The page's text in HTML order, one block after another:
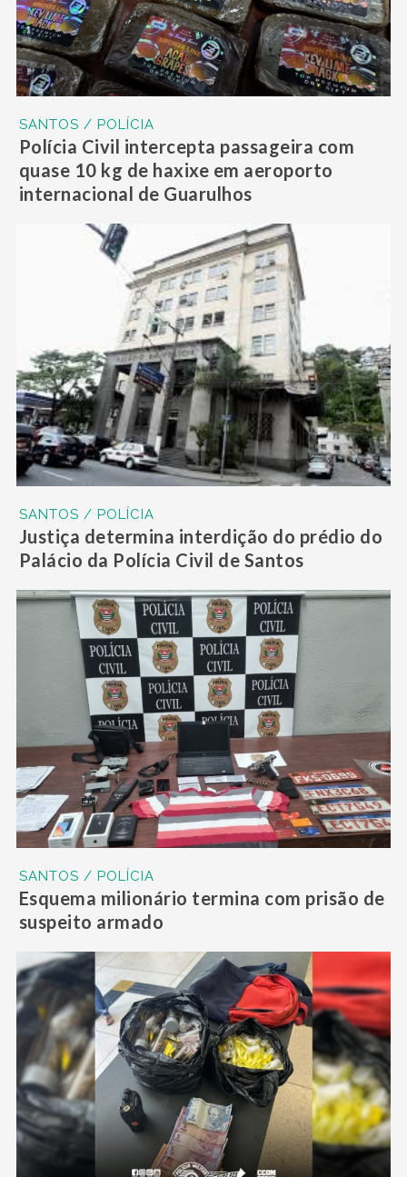
SANTOS / POLÍCIA
Polícia Civil intercepta passageira com
quase 10 kg de haxixe em aeroporto
internacional de Guarulhos
SANTOS / POLÍCIA
Justiça determina interdição do prédio do
Palácio da Polícia Civil de Santos
SANTOS / POLÍCIA
Esquema milionário termina com prisão de
suspeito armado